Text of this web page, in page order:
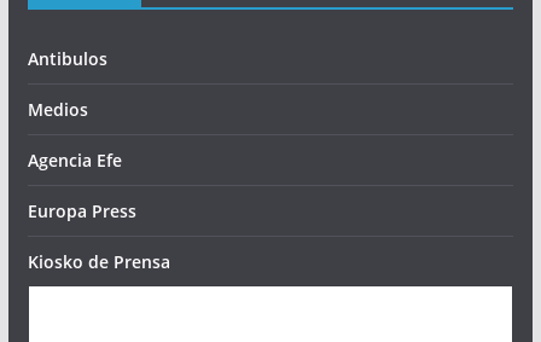
Antibulos
Medios
Agencia Efe
Europa Press
Kiosko de Prensa